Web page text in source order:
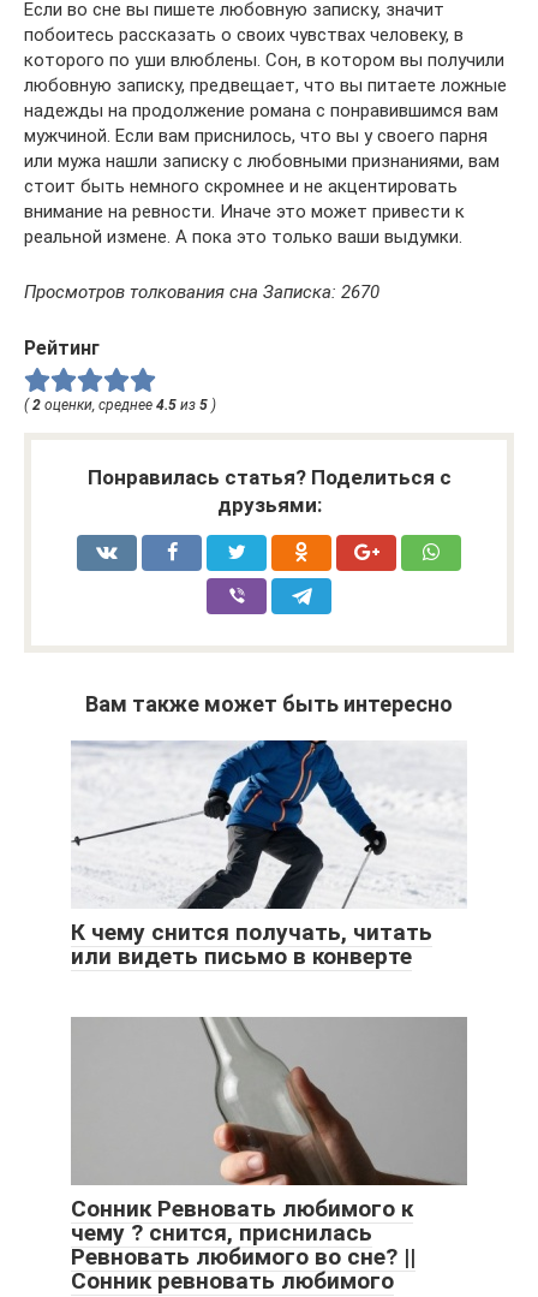
Если во сне вы пишете любовную записку, значит
побоитесь рассказать о своих чувствах человеку, в
которого по уши влюблены. Сон, в котором вы получили
любовную записку, предвещает, что вы питаете ложные
надежды на продолжение романа с понравившимся вам
мужчиной. Если вам приснилось, что вы у своего парня
или мужа нашли записку с любовными признаниями, вам
стоит быть немного скромнее и не акцентировать
внимание на ревности. Иначе это может привести к
реальной измене. А пока это только ваши выдумки.
Просмотров толкования сна Записка: 2670
Рейтинг
( 2 оценки, среднее 4.5 из 5 )
Понравилась статья? Поделиться с
друзьями:
Вам также может быть интересно
К чему снится получать, читать
или видеть письмо в конверте
Сонник Ревновать любимого к
чему ? снится, приснилась
Ревновать любимого во сне? ||
Сонник ревновать любимого